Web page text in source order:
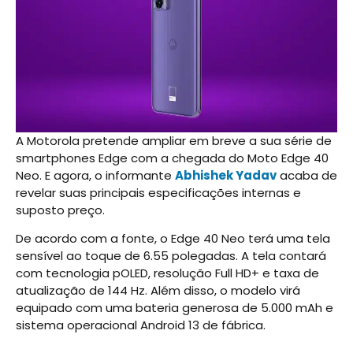
A Motorola pretende ampliar em breve a sua série de
smartphones Edge com a chegada do Moto Edge 40
Neo. E agora, o informante Abhishek Yadavacaba de
revelar suas principais especificações internas e
suposto preço.
De acordo com a fonte, o Edge 40 Neo terá uma tela
sensível ao toque de 6.55 polegadas. A tela contará
com tecnologia pOLED, resolução Full HD+ e taxa de
atualização de 144 Hz. Além disso, o modelo virá
equipado com uma bateria generosa de 5.000 mAh e
sistema operacional Android 13 de fábrica.